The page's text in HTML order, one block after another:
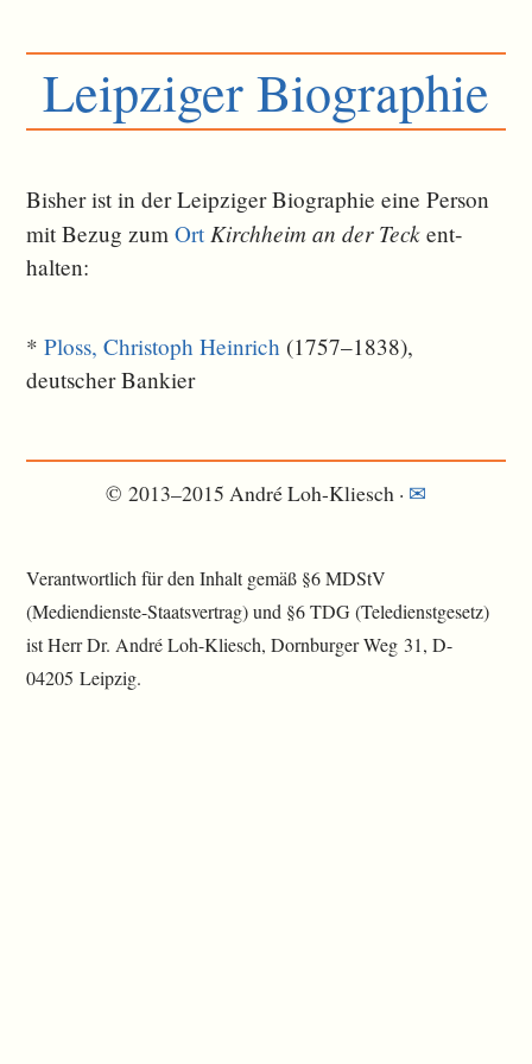
Leipziger Biographie
Bisher ist in der Leipziger Biographie eine Person
mit Bezug zumOrt Kirchheim an der Teck ent­
halten:
*Ploss, Christoph Heinrich (1757–1838),
deutscher Bankier
© 2013–2015 André Loh-Kliesch · ✉
Verantwortlich für den Inhalt gemäß §6 MDStV
(Mediendienste-Staatsvertrag) und §6 TDG (Teledienstgesetz)
ist Herr Dr. André Loh-Kliesch, Dornburger Weg 31, D-
04205 Leipzig.